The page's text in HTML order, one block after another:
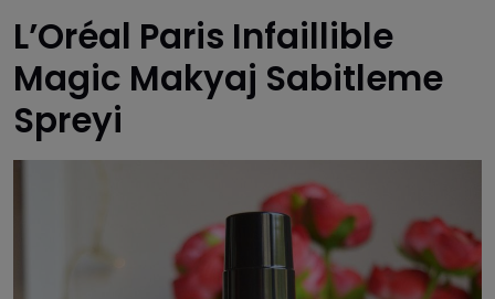
L’Oréal Paris Infaillible
Magic Makyaj Sabitleme
Spreyi